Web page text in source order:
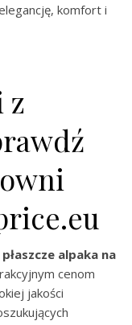
komfort i
z
płaszcze alpaka na
cenom
jakości